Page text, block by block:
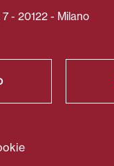
- 20122 - Milano